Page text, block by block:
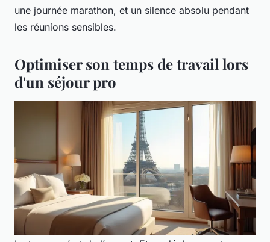
une journée marathon, et un silence absolu pendant
les réunions sensibles.
Optimiser son temps de travail lors
d'un séjour pro